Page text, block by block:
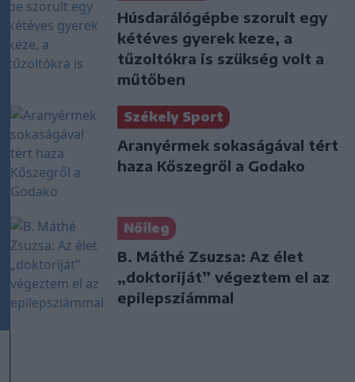
Húsdarálógépbe szorult egy
kétéves gyerek keze, a
tűzoltókra is szükség volt a
műtőben
Székely Sport
Aranyérmek sokaságával tért
haza Kőszegről a Godako
Nőileg
B. Máthé Zsuzsa: Az élet
„doktoriját” végeztem el az
epilepsziámmal